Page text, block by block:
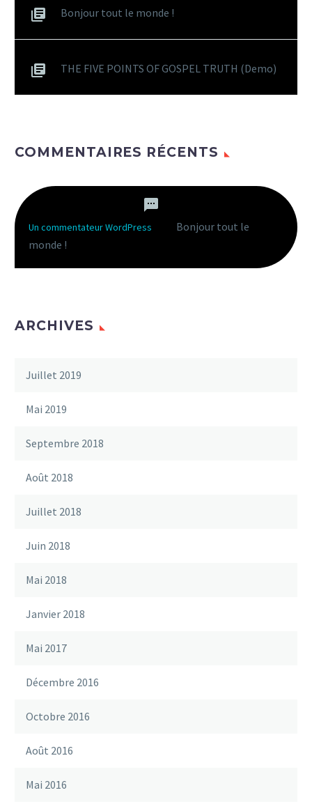
Bonjour tout le monde !
THE FIVE POINTS OF GOSPEL TRUTH (Demo)
COMMENTAIRES RÉCENTS
Un commentateur WordPress
Bonjour tout le
monde !
ARCHIVES
Juillet 2019
Mai 2019
Septembre 2018
Août 2018
Juillet 2018
Juin 2018
Mai 2018
Janvier 2018
Mai 2017
Décembre 2016
Octobre 2016
Août 2016
Mai 2016